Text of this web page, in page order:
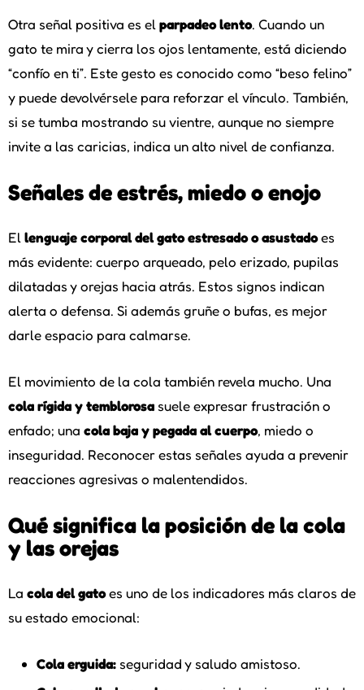
Otra señal positiva es el parpadeo lento. Cuando un
gato te mira y cierra los ojos lentamente, está diciendo
“confío en ti”. Este gesto es conocido como “beso felino”
y puede devolvérsele para reforzar el vínculo. También,
si se tumba mostrando su vientre, aunque no siempre
invite a las caricias, indica un alto nivel de confianza.
Señales de estrés, miedo o enojo
El lenguaje corporal del gato estresado o asustadoes
más evidente: cuerpo arqueado, pelo erizado, pupilas
dilatadas y orejas hacia atrás. Estos signos indican
alerta o defensa. Si además gruñe o bufas, es mejor
darle espacio para calmarse.
El movimiento de la cola también revela mucho. Una
cola rígida y temblorosasuele expresar frustración o
enfado; una cola baja y pegada al cuerpo, miedo o
inseguridad. Reconocer estas señales ayuda a prevenir
reacciones agresivas o malentendidos.
Qué significa la posición de la cola
y las orejas
La cola del gatoes uno de los indicadores más claros de
su estado emocional:
Cola erguida:seguridad y saludo amistoso.